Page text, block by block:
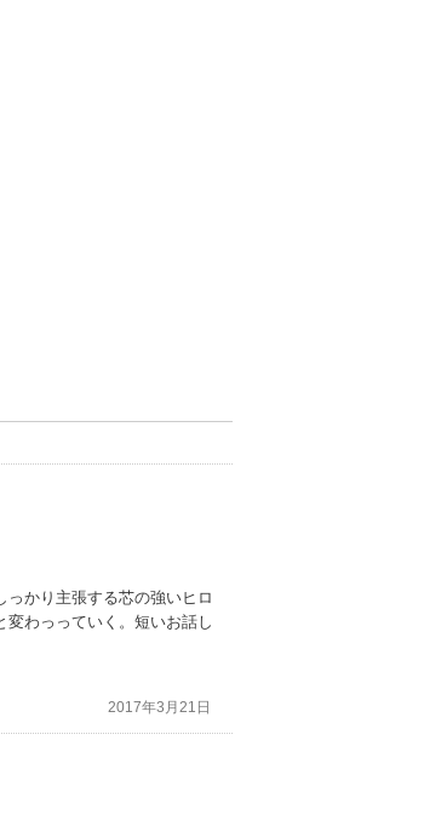
かり主張する芯の強いヒロ
わっっていく。短いお話し
2017年3月21日